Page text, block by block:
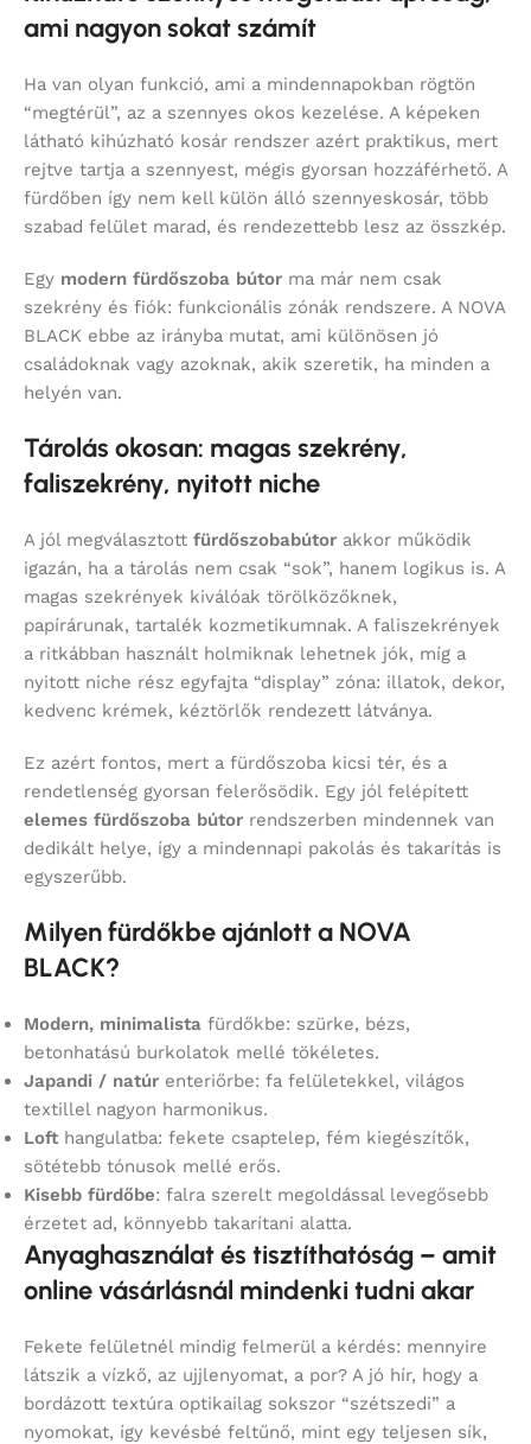
ami nagyon sokat számít
Ha van olyan funkció, ami a mindennapokban rögtön
“megtérül”, az a szennyes okos kezelése. A képeken
látható kihúzható kosár rendszer azért praktikus, mert
rejtve tartja a szennyest, mégis gyorsan hozzáférhető. A
fürdőben így nem kell külön álló szennyeskosár, több
szabad felület marad, és rendezettebb lesz az összkép.
Egy modern fürdőszoba bútor ma már nem csak
szekrény és fiók: funkcionális zónák rendszere. A NOVA
BLACK ebbe az irányba mutat, ami különösen jó
családoknak vagy azoknak, akik szeretik, ha minden a
helyén van.
Tárolás okosan: magas szekrény,
faliszekrény, nyitott niche
A jól megválasztott fürdőszobabútor akkor működik
igazán, ha a tárolás nem csak “sok”, hanem logikus is. A
magas szekrények kiválóak törölközőknek,
papírárunak, tartalék kozmetikumnak. A faliszekrények
a ritkábban használt holmiknak lehetnek jók, míg a
nyitott niche rész egyfajta “display” zóna: illatok, dekor,
kedvenc krémek, kéztörlők rendezett látványa.
Ez azért fontos, mert a fürdőszoba kicsi tér, és a
rendetlenség gyorsan felerősödik. Egy jól felépített
elemes fürdőszoba bútor rendszerben mindennek van
dedikált helye, így a mindennapi pakolás és takarítás is
egyszerűbb.
Milyen fürdőkbe ajánlott a NOVA
BLACK?
Modern, minimalista fürdőkbe: szürke, bézs,
betonhatású burkolatok mellé tökéletes.
Japandi / natúr enteriőrbe: fa felületekkel, világos
textillel nagyon harmonikus.
Loft hangulatba: fekete csaptelep, fém kiegészítők,
sötétebb tónusok mellé erős.
Kisebb fürdőbe: falra szerelt megoldással levegősebb
érzetet ad, könnyebb takarítani alatta.
Anyaghasználat és tisztíthatóság – amit
online vásárlásnál mindenki tudni akar
Fekete felületnél mindig felmerül a kérdés: mennyire
látszik a vízkő, az ujjlenyomat, a por? A jó hír, hogy a
bordázott textúra optikailag sokszor “szétszedi” a
nyomokat, így kevésbé feltűnő, mint egy teljesen sík,